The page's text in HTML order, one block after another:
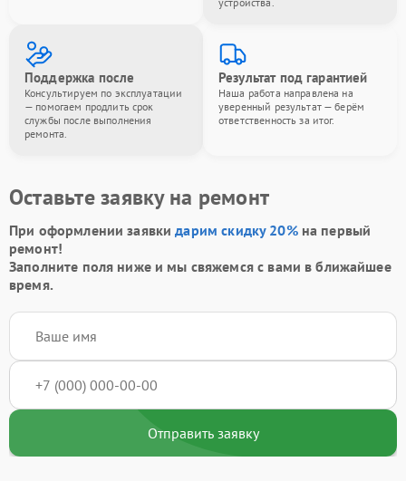
Поддержка после
Консультируем по эксплуатации
— помогаем продлить срок
службы после выполнения
ремонта.
Результат под гарантией
Наша работа направлена на
уверенный результат — берём
ответственность за итог.
Оставьте заявку на ремонт
При оформлении заявкидарим скидку 20%на первый
ремонт!
Заполните поля ниже и мы свяжемся с вами в ближайшее
время.
Отправить заявку